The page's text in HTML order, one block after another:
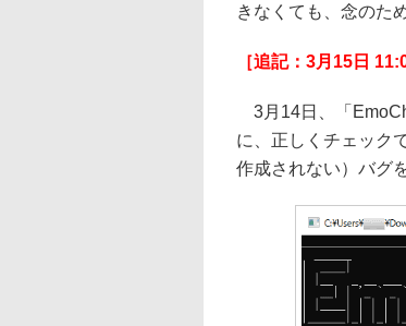
きなくても、念のた
［追記：3月15日
3月14日、「
に、正しくチェック
作成されない）バグ